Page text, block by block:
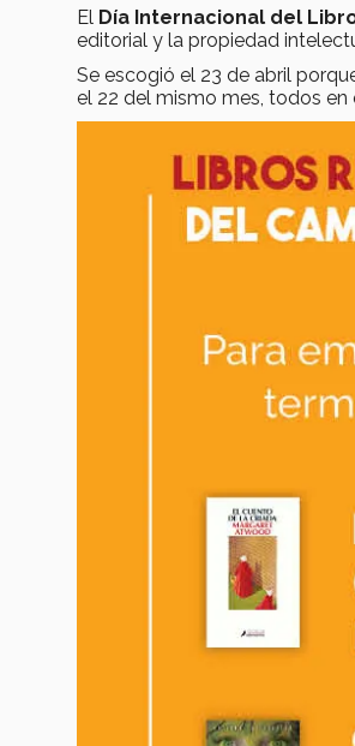
El Día Internacional del
editorial y la propiedad
Se escogió el 23 de abril
el 22 del mismo mes, todos en